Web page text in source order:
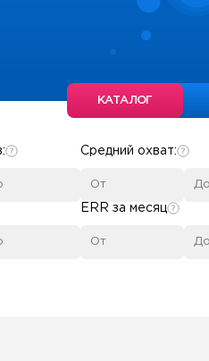
КАТАЛОГ
Средний охват:
ERR за месяц